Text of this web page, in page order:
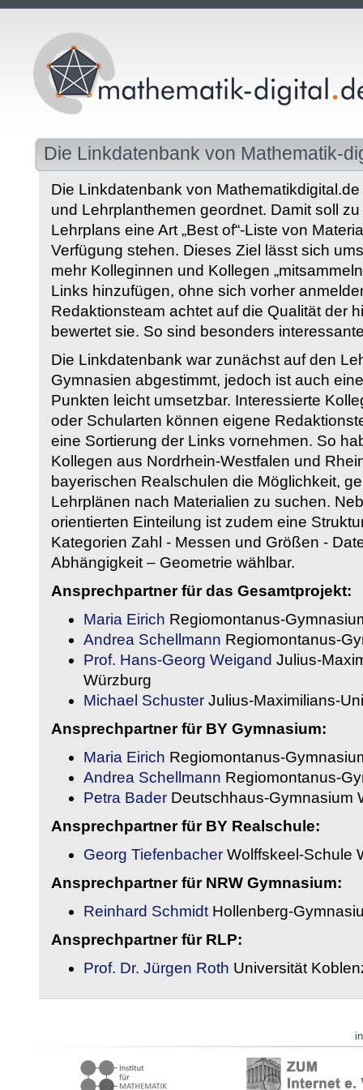
Die Linkdatenbank von Mathematik-
Die Linkdatenbank von
und Lehrplanthemen geordnet. Damit soll
Lehrplans eine Art „Best of“-Liste von
Verfügung stehen. Dieses Ziel lässt sich
mehr Kolleginnen und Kollegen
Links hinzufügen, ohne sich vorher
Redaktionsteam achtet auf die Qualität der
bewertet sie. So sind besonders
Die Linkdatenbank war zunächst auf den
Gymnasien abgestimmt, jedoch ist auch
Punkten leicht umsetzbar. Interessierte
oder Schularten können eigene
eine Sortierung der Links vornehmen. So
Kollegen aus Nordrhein-Westfalen und
bayerischen Realschulen die Möglichkeit,
Lehrplänen nach Materialien zu suchen.
orientierten Einteilung ist zudem eine
Kategorien Zahl - Messen und Größen -
Abhängigkeit – Geometrie wählbar.
Ansprechpartner für das Gesamtprojekt:
Maria Eirich Regiomontanus-
Andrea Schellmann Regiomontanus-
Prof. Hans-Georg Weigand Julius-
Würzburg
Michael Schuster Julius-Maximilians-
Ansprechpartner für BY Gymnasium:
Maria Eirich Regiomontanus-
Andrea Schellmann Regiomontanus-
Petra Bader Deutschhaus-Gymnasium
Ansprechpartner für BY Realschule:
Georg Tiefenbacher Wolffskeel-Schule
Ansprechpartner für NRW Gymnasium:
Reinhard Schmidt Hollenberg-
Ansprechpartner für RLP:
Prof. Dr. Jürgen Roth Universität